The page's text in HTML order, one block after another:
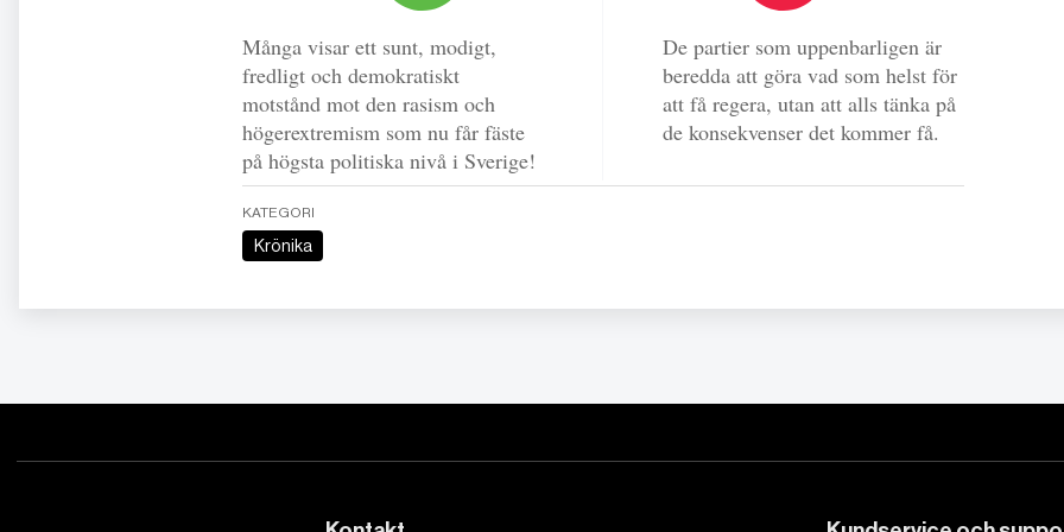
Många visar ett sunt, modigt,
fredligt och demokratiskt
motstånd mot den rasism och
högerextremism som nu får fäste
på högsta politiska nivå i Sverige!
De partier som uppenbarligen är
beredda att göra vad som helst för
att få regera, utan att alls tänka på
de konsekvenser det kommer få.
KATEGORI
Krönika